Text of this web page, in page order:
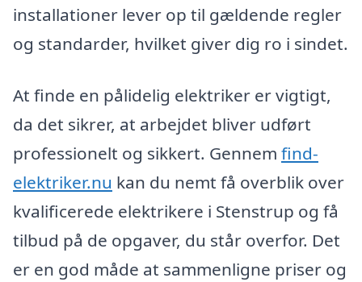
installationer lever op til gældende regler
og standarder, hvilket giver dig ro i sindet.
At finde en pålidelig elektriker er vigtigt,
da det sikrer, at arbejdet bliver udført
professionelt og sikkert. Gennem find-
elektriker.nu kan du nemt få overblik over
kvalificerede elektrikere i Stenstrup og få
tilbud på de opgaver, du står overfor. Det
er en god måde at sammenligne priser og